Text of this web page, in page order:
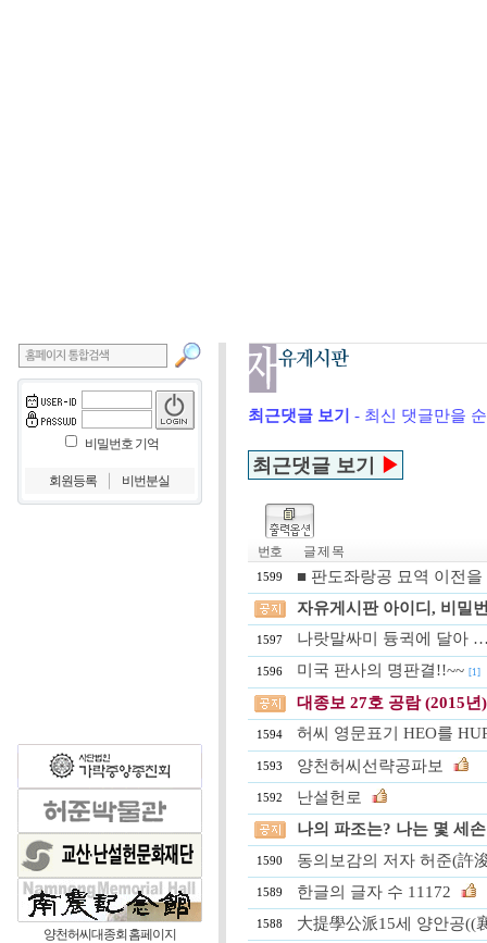
비밀번호 기억
회원등록 비번분실
양천허씨대종회 홈페이지
최근댓글 보기 - 최신 댓글만을
최근댓글 보기 ▶
번호 글 제 목
1599
■ 판도좌랑공 묘역 이전
자유게시판 아이디, 비밀
1597 나랏말싸미 듕귁에 달아
1596 미국 판사의 명판결!!~~ [1]
대종보 27호 공람 (2015년)
1594 허씨 영문표기 HEO를
1593 양천허씨선략공파보
1592
난설헌로
나의 파조는? 나는 몇 세
1590 동의보감의 저자 허준(許
1589 한글의 글자 수 11172
1588 大提學公派15세 양안공((